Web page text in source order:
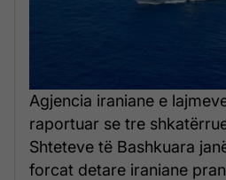
Agjencia iraniane e
raportuar se tre
Shteteve të Bashkuara
forcat detare iraniane